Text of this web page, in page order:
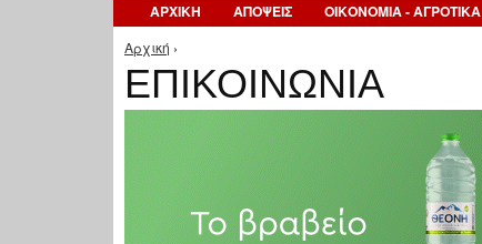
ΑΡΧΙΚΗ ΑΠΟΨΕΙΣ ΟΙΚΟΝΟΜΙΑ - ΑΓΡΟΤΙΚΑ
Είστε εδώ
Αρχική ›
ΕΠΙΚΟΙΝΩΝΙΑ